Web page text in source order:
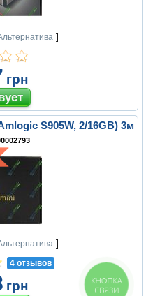
]
грн
S905W, 2/16GB) 3м
]
4 отзывов
грн
КНОПКА
СВЯЗИ